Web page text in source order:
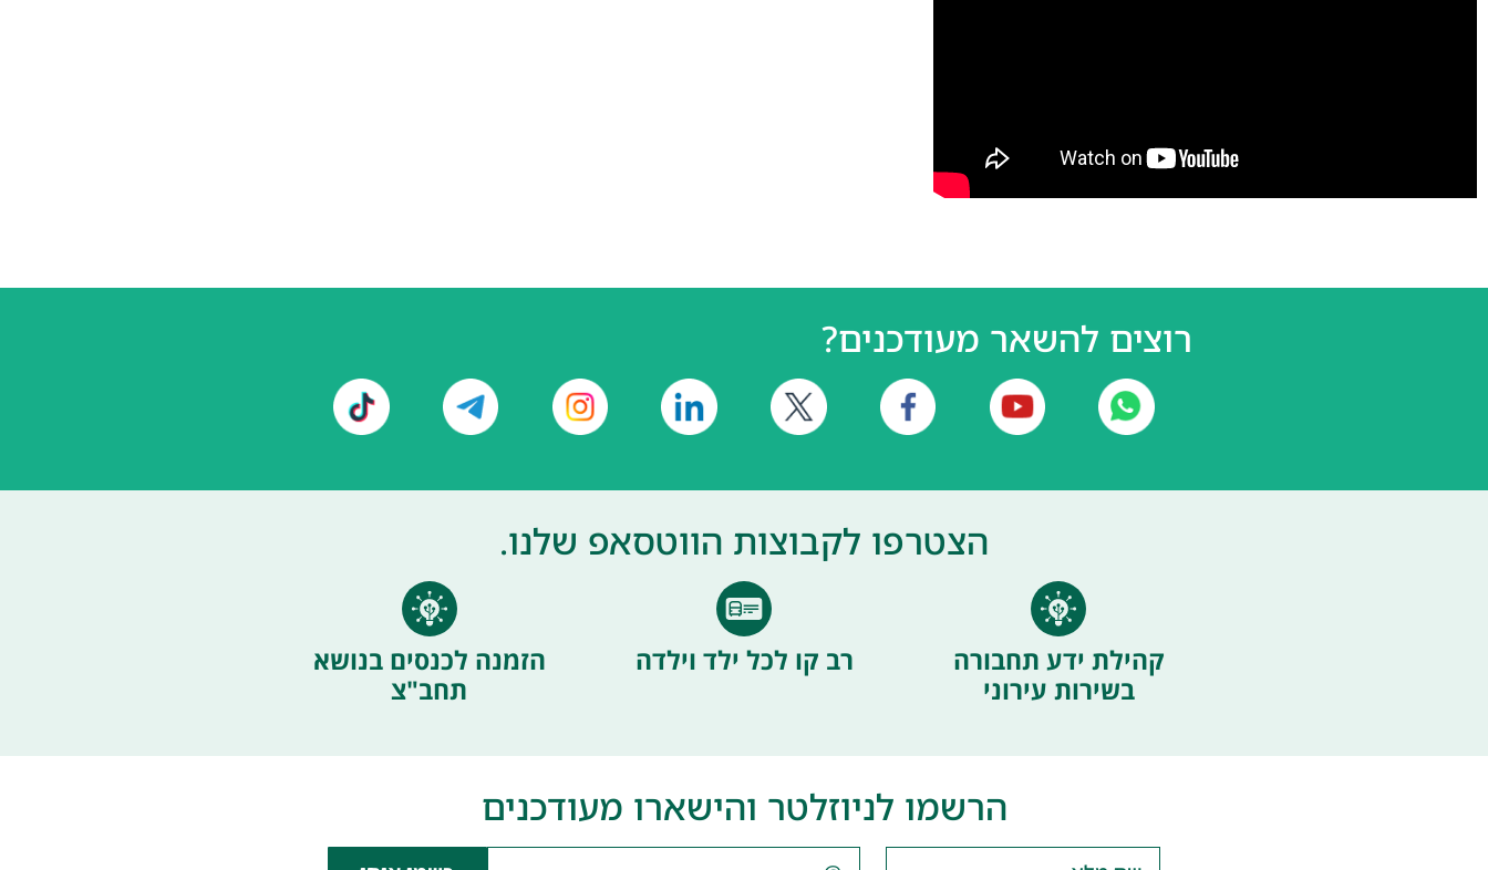
רוצים להשאר מעודכנים?
הצטרפו לקבוצות הווטסאפ שלנו.
קהילת ידע תחבורה
בשירות עירוני
רב קו לכל ילד וילדה
הזמנה לכנסים בנושא
תחב"צ
הרשמו לניוזלטר והישארו מעודכנים